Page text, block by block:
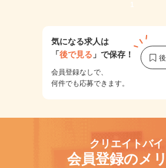
1
気になる求人は
「後で見る 」で保存！
会員登録なしで、
何件でも応募できます。
クリエイトバイ
会員登録のメ